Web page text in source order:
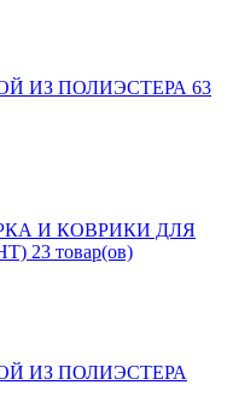
ИЗ ПОЛИЭСТЕРА 63
И КОВРИКИ ДЛЯ
23 товар(ов)
ИЗ ПОЛИЭСТЕРА